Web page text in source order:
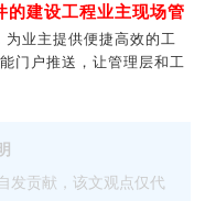
的建设工程业主现场管
业主提供便捷高效的工
门户推送，让管理层和工
发贡献，该文观点仅代